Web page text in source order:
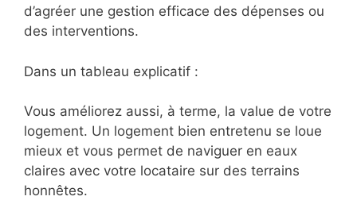
d’agréer une gestion efficace des dépenses ou
des interventions.
Dans un tableau explicatif :
Vous améliorez aussi, à terme, la value de votre
logement. Un logement bien entretenu se loue
mieux et vous permet de naviguer en eaux
claires avec votre locataire sur des terrains
honnêtes.